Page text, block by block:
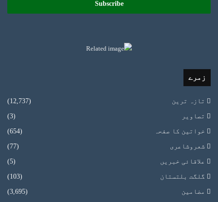
زمرے
تازہ ترین (12,737)
تصاویر (3)
خواتین کا صفحہ (654)
شعروشاعری (77)
علاقائی خبریں (5)
گلگت بلتستان (103)
مضامین (3,695)